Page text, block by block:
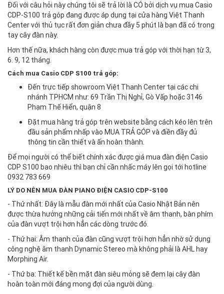
Đối với câu hỏi này chúng tôi sẽ trả lời là CÓ bởi dịch vụ mua Casio
CDP-S100 trả góp đang được áp dụng tại cửa hàng Việt Thanh
Center với thủ tục rất đơn giản chưa đầy 5 phút là bạn đã có trong
tay cây đàn này.
Hơn thế nữa, khách hàng còn được mua trả góp với thời hạn từ 3,
6. 9, 12 tháng.
Cách mua Casio CDP S100 trả góp:
Đến trực tiếp showroom Việt Thanh Center tại các chi
nhánh TPHCM như: 69 Trần Thị Nghỉ, Gò Vấp hoặc 3146
Phạm Thế Hiển, quận 8
Đặt mua hàng trả góp trên website bằng cách kéo lên trên
đầu sản phẩm nhấp vào MUA TRẢ GÓP và điền đầy đủ
thông tin cần thiết và ấn hoàn thành.
Để mọi người có thể biết chính xác được giá mua đàn điện Casio
CDP S100 bao nhiêu thì bạn chỉ cần nhấc máy lên gọi tới hotline
0932 783 669
LÝ DO NÊN MUA ĐÀN PIANO ĐIỆN CASIO CDP-S100
- Thứ nhất: Đây là mẫu đàn mới nhất của Casio Nhật Bản nên
được thừa hưởng những cải tiến mới nhất về âm thanh, bàn phím
của đàn vượt trội hơn hẳn các dòng trước đó.
- Thứ hai: Âm thanh của đàn cũng vượt trội hơn hẳn nhờ sử dụng
công nghệ âm thanh Dynamic Stereo mà không phải là AHL hay
Morphing Air.
- Thứ ba: Thiết kế bền mặt đàn siêu mỏng sẽ đem lại cây đàn
hoàn toàn mới đáng mong đợi của người dùng.